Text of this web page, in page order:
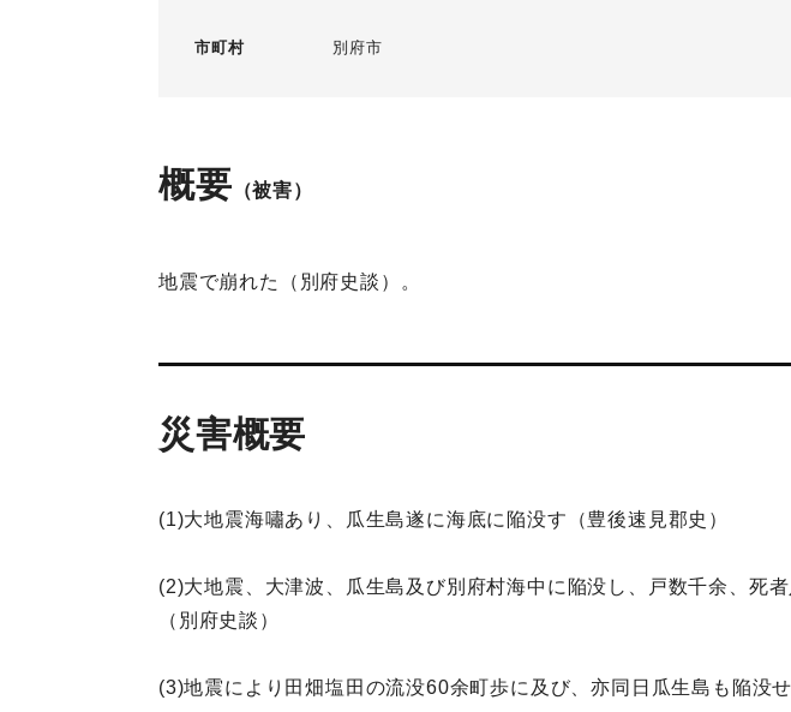
市町村 別府市
概要 （被害）
地震で崩れた（別府史談）。
災害概要
(1)大地震海嘯あり、瓜生島遂に海底に陥没す（豊後速見郡史）
(2)大地震、大津波、瓜生島及び別府村海中に陥没し、戸数千余、死
（別府史談）
(3)地震により田畑塩田の流没60余町歩に及び、亦同日瓜生島も陥没